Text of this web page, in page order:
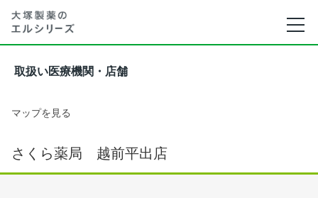
取扱い医療機関・店舗
マップを見る
さくら薬局 越前平出店